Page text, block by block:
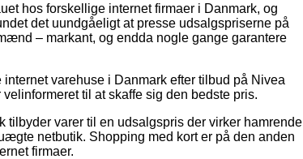
hos forskellige internet firmaer i Danmark, og
det uundgåeligt at presse udsalgspriserne på
– markant, og endda nogle gange garantere
varehuse i Danmark efter tilbud på Nivea
til at skaffe sig den bedste pris.
varer til en udsalgspris der virker hamrende
netbutik. Shopping med kort er på den anden
firmaer.